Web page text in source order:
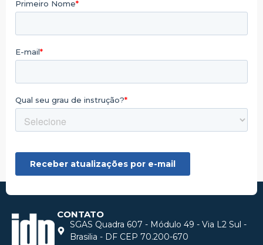
CONTATO
SGAS Quadra 607 - Módulo 49 - Via L2 Sul -
Brasilia - DF CEP 70.200-670